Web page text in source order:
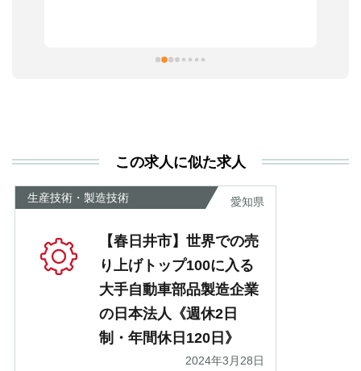
が
この求人に似た求人
生産技術・製造技術 愛知県
【春日井市】世界での売
り上げトップ100に入る
大手自動車部品製造企業
の日本法人《週休2日
制・年間休日120日》
2024年3月28日